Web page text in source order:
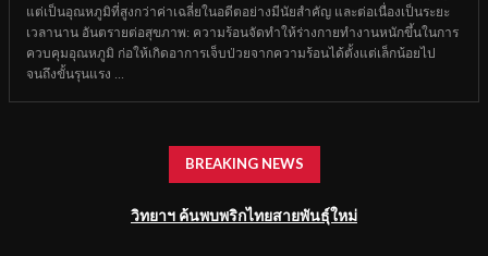
แต่เป็นอุณหภูมิที่สูงกว่าค่าเฉลี่ยในอดีตอย่างมีนัยสำคัญ และต่อเนื่องเป็นระยะ
เวลานาน อันตรายต่อสุขภาพ: ความร้อนจัดทำให้ร่างกายทำงานหนักขึ้นในการ
ควบคุมอุณหภูมิ ก่อให้เกิดอาการเจ็บป่วยจากความร้อนได้ตั้งแต่เล็กน้อยไป
จนถึงขั้นรุนแรง ...
BREAKING NEWS
วิทยาฯ ค้นพบพริกไทยสายพันธุ์ใหม่